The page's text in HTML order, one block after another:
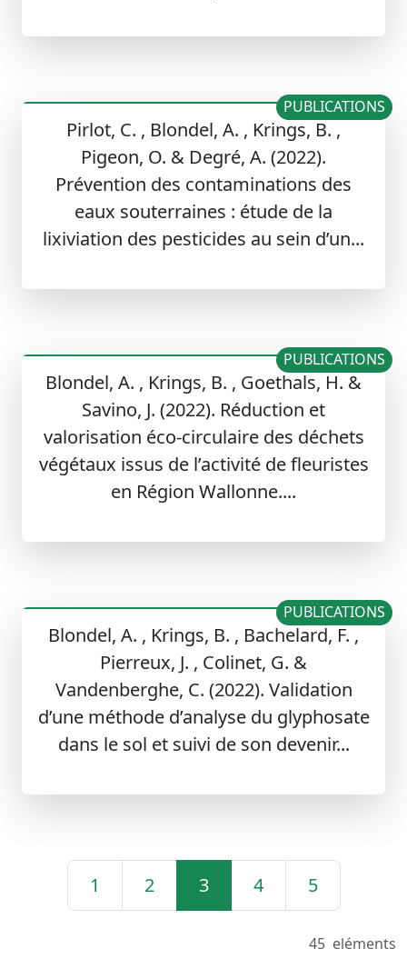
Pirlot, C. , Blondel, A. , Krings, B. ,
Pigeon, O. & Degré, A. (2022).
Prévention des contaminations des
eaux souterraines : étude de la
lixiviation des pesticides au sein d’un...
PUBLICATIONS
Blondel, A. , Krings, B. , Goethals, H. &
Savino, J. (2022). Réduction et
valorisation éco-circulaire des déchets
végétaux issus de l’activité de fleuristes
en Région Wallonne....
PUBLICATIONS
Blondel, A. , Krings, B. , Bachelard, F. ,
Pierreux, J. , Colinet, G. &
Vandenberghe, C. (2022). Validation
d’une méthode d’analyse du glyphosate
dans le sol et suivi de son devenir...
PUBLICATIONS
1 2 3 4 5
45 eléments